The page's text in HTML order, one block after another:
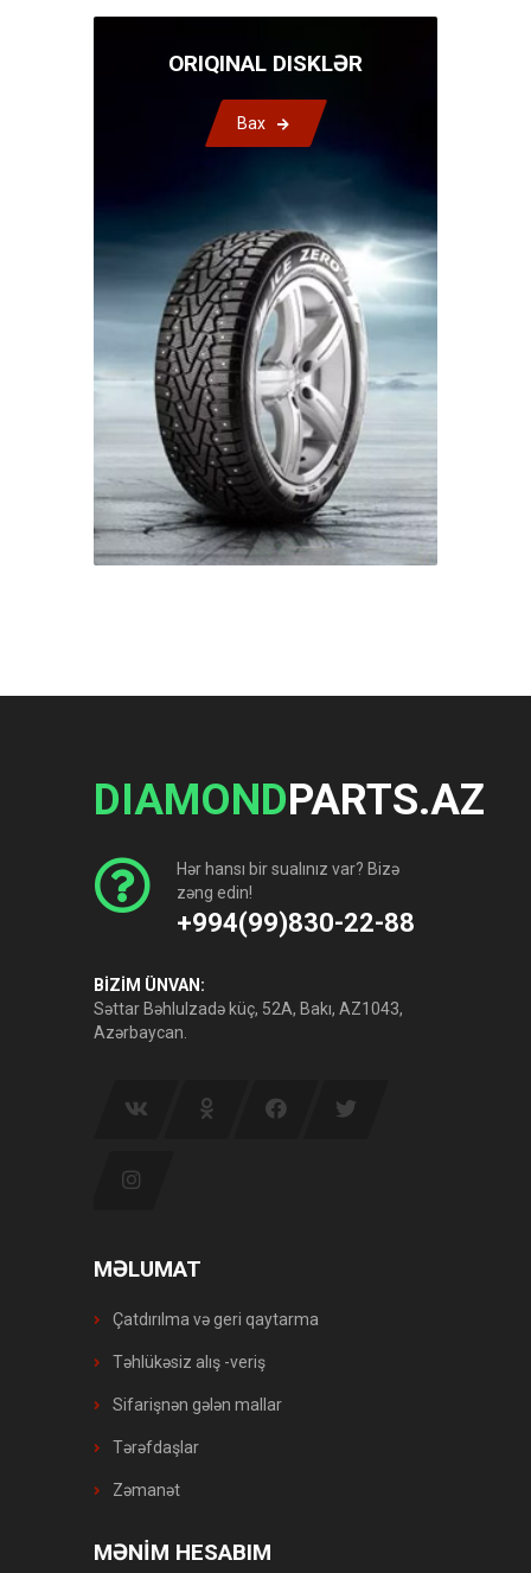
ORIQINAL DISKLƏR
Bax
DIAMONDPARTS.AZ
Hər hansı bir sualınız var? Bizə
zəng edin!
+994(99)830-22-88
BİZİM ÜNVAN:
Səttar Bəhlulzadə küç, 52A, Bakı, AZ1043,
Azərbaycan.
MƏLUMAT
Çatdırılma və geri qaytarma
Təhlükəsiz alış -veriş
Sifarişnən gələn mallar
Tərəfdaşlar
Zəmanət
MƏNİM HESABIM